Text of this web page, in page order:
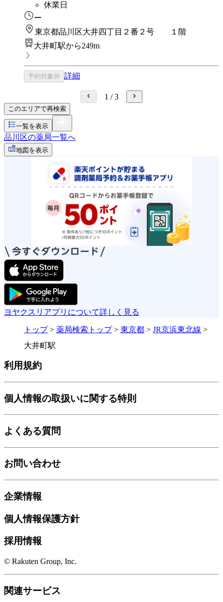
休業日
ー
東京都品川区大井四丁目２番２号 １階
大井町駅から249m
予約対象外 詳細
1 /3
このエリアで再検索
一覧を表示
品川区の薬局一覧へ
地図を表示
ヨヤクスリアプリについて詳しく見る
トップ> 薬局検索トップ> 東京都 > JR京浜東北線 >
大井町駅
利用規約
個人情報の取扱いに関する特則
よくある質問
お問い合わせ
企業情報
個人情報保護方針
採用情報
© Rakuten Group, Inc.
関連サービス